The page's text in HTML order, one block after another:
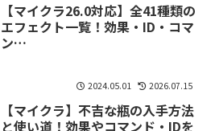
【マイクラ26.0対応】全41種類の
エフェクト一覧！効果・ID・コマ
ン…
2024.05.01 2026.07.15
【マイクラ】不吉な瓶の入手方法
と使い道！効果やコマンド・IDを